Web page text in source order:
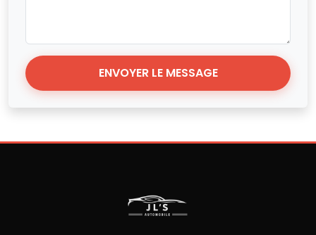
ENVOYER LE MESSAGE